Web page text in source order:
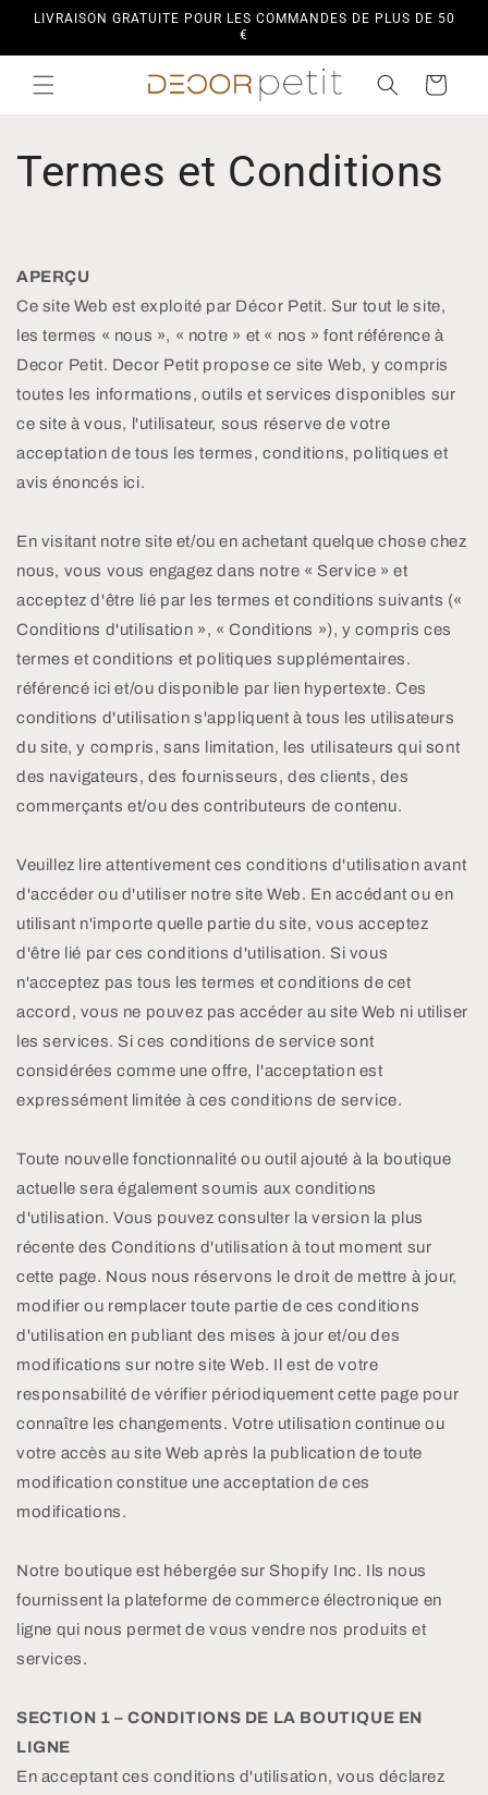
passer
LIVRAISON GRATUITE POUR LES COMMANDES DE PLUS DE 50
€
Panier
Termes et Conditions
APERÇU
Ce site Web est exploité par Décor Petit. Sur tout le site,
les termes « nous », « notre » et « nos » font référence à
Decor Petit. Decor Petit propose ce site Web, y compris
toutes les informations, outils et services disponibles sur
ce site à vous, l'utilisateur, sous réserve de votre
acceptation de tous les termes, conditions, politiques et
avis énoncés ici.
En visitant notre site et/ou en achetant quelque chose chez
nous, vous vous engagez dans notre « Service » et
acceptez d'être lié par les termes et conditions suivants («
Conditions d'utilisation », « Conditions »), y compris ces
termes et conditions et politiques supplémentaires.
référencé ici et/ou disponible par lien hypertexte. Ces
conditions d'utilisation s'appliquent à tous les utilisateurs
du site, y compris, sans limitation, les utilisateurs qui sont
des navigateurs, des fournisseurs, des clients, des
commerçants et/ou des contributeurs de contenu.
Veuillez lire attentivement ces conditions d'utilisation avant
d'accéder ou d'utiliser notre site Web. En accédant ou en
utilisant n'importe quelle partie du site, vous acceptez
d'être lié par ces conditions d'utilisation. Si vous
n'acceptez pas tous les termes et conditions de cet
accord, vous ne pouvez pas accéder au site Web ni utiliser
les services. Si ces conditions de service sont
considérées comme une offre, l'acceptation est
expressément limitée à ces conditions de service.
Toute nouvelle fonctionnalité ou outil ajouté à la boutique
actuelle sera également soumis aux conditions
d'utilisation. Vous pouvez consulter la version la plus
récente des Conditions d'utilisation à tout moment sur
cette page. Nous nous réservons le droit de mettre à jour,
modifier ou remplacer toute partie de ces conditions
d'utilisation en publiant des mises à jour et/ou des
modifications sur notre site Web. Il est de votre
responsabilité de vérifier périodiquement cette page pour
connaître les changements. Votre utilisation continue ou
votre accès au site Web après la publication de toute
modification constitue une acceptation de ces
modifications.
Notre boutique est hébergée sur Shopify Inc. Ils nous
fournissent la plateforme de commerce électronique en
ligne qui nous permet de vous vendre nos produits et
services.
SECTION 1 – CONDITIONS DE LA BOUTIQUE EN
LIGNE
En acceptant ces conditions d'utilisation, vous déclarez